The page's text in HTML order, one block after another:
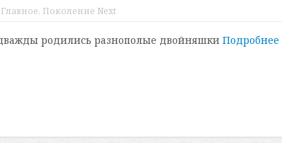
Главное, Поколение Next
родились разнополые двойняшки Подробнее